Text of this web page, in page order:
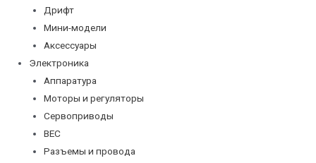
Дрифт
Мини-модели
Аксессуары
Электроника
Аппаратура
Моторы и регуляторы
Сервоприводы
BEC
Разъемы и провода